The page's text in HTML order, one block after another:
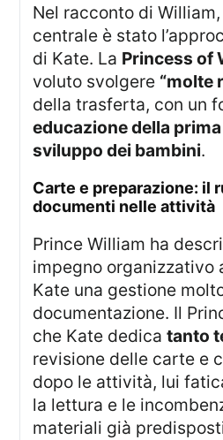
Nel racconto di William, un elemento
centrale è stato
di Kate. La Princess of
voluto svolgere “molte
della trasferta, con un
educazione della
sviluppo dei bambini.
carte e preparazione: il ruolo dei
documenti nelle attività
Prince William ha descritto il livello di
impegno organizzativo
Kate una gestione
documentazione. Il
che Kate dedicatanto
revisione delle carte e
dopo le attività, lui
la lettura e le
materiali già